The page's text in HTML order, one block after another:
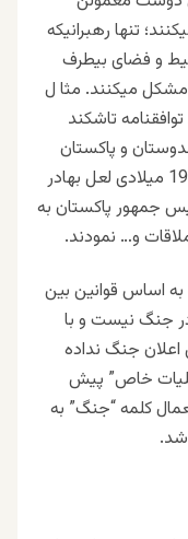
تنها رهبرانیکه
و فضای بیطرف
میکنند. مثا ل
تاشکند
و پاکستان
است. خوب به خاطر دارم که در سال 1966 میلادی لعل بهادر
جمهور پاکستان به
و… نمودند.
به اساس قوانین بین
در جنگ نیست و با
اعلان جنگ نداده
خاص” پیش
کلمه “جنگ” به